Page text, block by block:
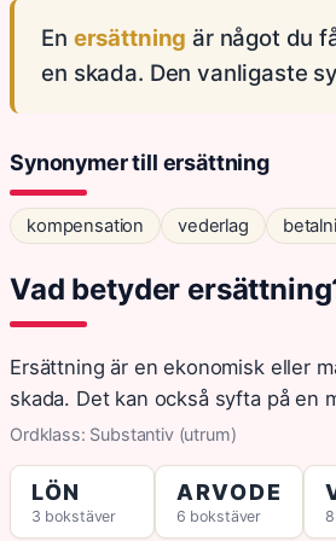
En ersättning är något du
en skada. Den vanligaste
Synonymer till ersättning
kompensation vederlag
Vad betyder
Ersättning är en ekonomisk eller
skada. Det kan också syfta på en
Ordklass: Substantiv (utrum)
LÖN
3 bokstäver
ARVODE
6 bokstäver